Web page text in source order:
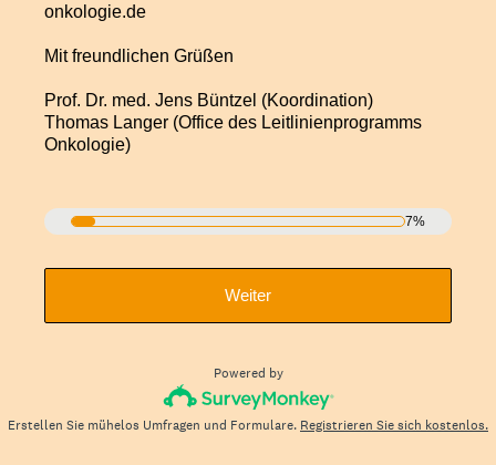
onkologie.de
Mit freundlichen Grüßen
Prof. Dr. med. Jens Büntzel (Koordination)
Thomas Langer (Office des Leitlinienprogramms
Onkologie)
7%
Weiter
Powered by
Erstellen Sie mühelos Umfragen und Formulare. Registrieren Sie sich kostenlos.